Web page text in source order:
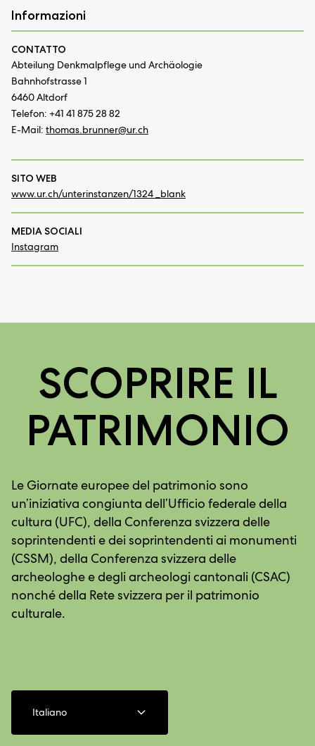
Informazioni
CONTATTO
Abteilung Denkmalpflege und Archäologie
Bahnhofstrasse 1
6460 Altdorf
Telefon: +41 41 875 28 82
E-Mail: thomas.brunner@ur.ch
SITO WEB
www.ur.ch/unterinstanzen/1324 _blank
MEDIA SOCIALI
Instagram
SCOPRIRE IL
PATRIMONIO
Le Giornate europee del patrimonio sono
un’iniziativa congiunta dell’Ufficio federale della
cultura (UFC), della Conferenza svizzera delle
soprintendenti e dei soprintendenti ai monumenti
(CSSM), della Conferenza svizzera delle
archeologhe e degli archeologi cantonali (CSAC)
nonché della Rete svizzera per il patrimonio
culturale.
Italiano